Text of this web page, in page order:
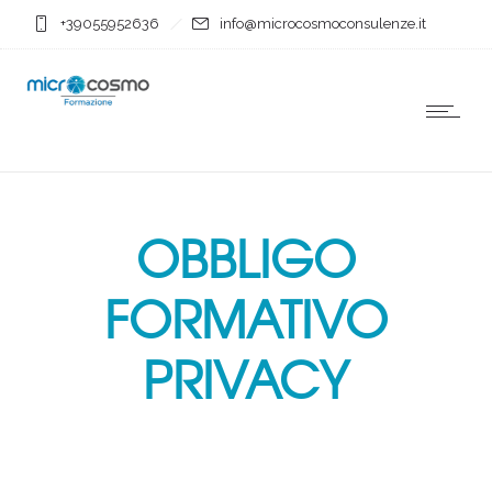
+39055952636 info@microcosmoconsulenze.it
OBBLIGO
FORMATIVO
PRIVACY